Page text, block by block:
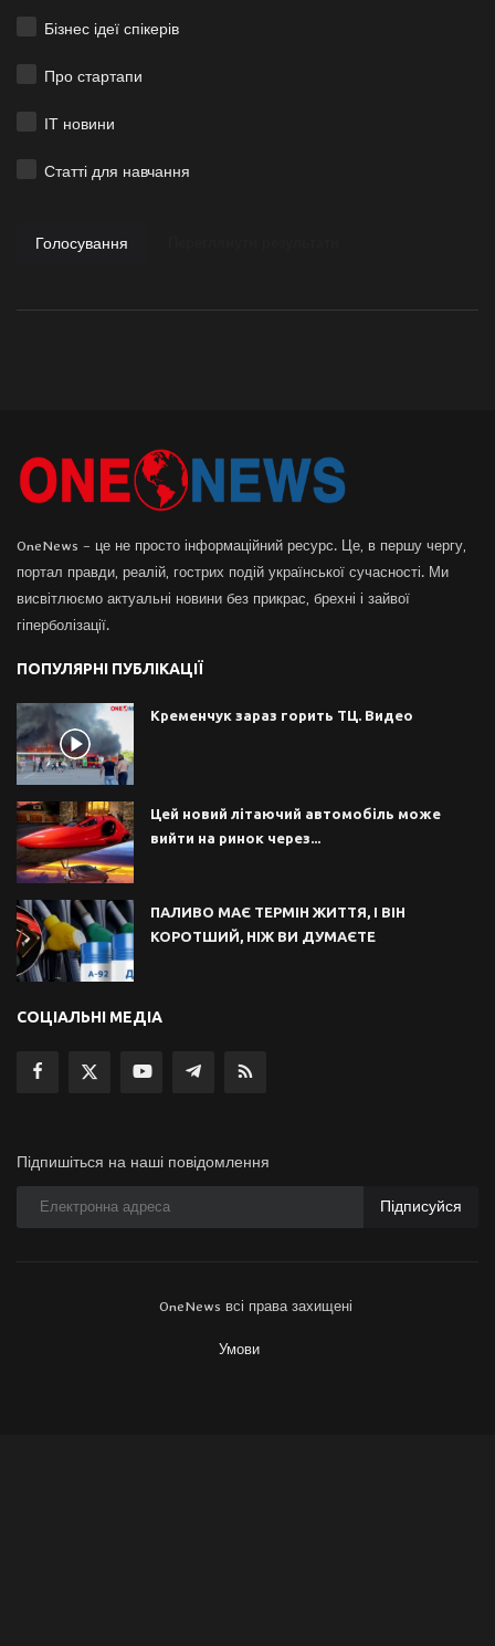
Бізнес ідеї спікерів
Про стартапи
ІТ новини
Статті для навчання
Голосування
OneNews – це не просто інформаційний ресурс. Це, в першу чергу,
портал правди, реалій, гострих подій української сучасності. Ми
висвітлюємо актуальні новини без прикрас, брехні і зайвої
гіперболізації.
ПОПУЛЯРНІ ПУБЛІКАЦІЇ
Кременчук зараз горить ТЦ. Видео
Цей новий літаючий автомобіль може
вийти на ринок через...
ПАЛИВО МАЄ ТЕРМІН ЖИТТЯ, І ВІН
КОРОТШИЙ, НІЖ ВИ ДУМАЄТЕ
СОЦІАЛЬНІ МЕДІА
Підпишіться на наші повідомлення
Підписуйся
OneNews всі права захищені
Умови